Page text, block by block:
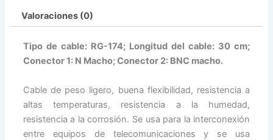
Valoraciones (0)
Tipo de cable: RG-174; Longitud del cable: 30 cm;
Conector 1: N Macho; Conector 2: BNC macho.
Cable de peso ligero, buena flexibilidad, resistencia a
altas temperaturas, resistencia a la humedad,
resistencia a la corrosión. Se usa para la interconexión
entre equipos de telecomunicaciones y se usa